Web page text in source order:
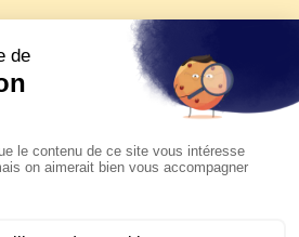
visite pastorale du pape Léon
à Assise à suivre sur KTO le
pape en Uruguay, Argentine et